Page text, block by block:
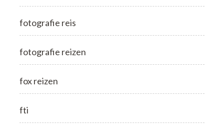
fotografie reis
fotografie reizen
fox reizen
fti